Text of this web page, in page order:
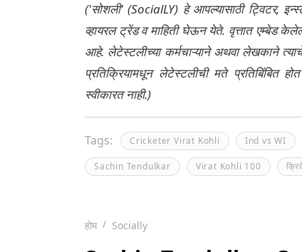
('सोशली' (SocialLY) हे आपल्यासाठी ट्विटर,
व्हायरल ट्रेंड व माहिती घेऊन येते. वृत्तात एम्बेड
आहे. लेटेस्टलीच्या कर्मचाऱ्याने अथवा लेखकाने
प्रतिक्रियामधून लेटेस्टलीची मते प्रतिबिंबित
स्वीकारत नाही.)
Tags: Cricketer Virat Kohli Ind vs WI
Sachin Tendulkar Virat Kohli 100
होम Socially